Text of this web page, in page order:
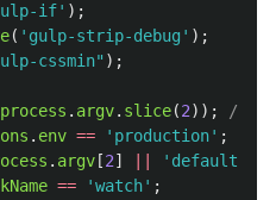
if' );
( ' gulp-strip-debug ' );
cssmin" );
process . argv. slice(2));
// コ
. env == ' production' ;
. argv [2] ' default
== 'watch' ;